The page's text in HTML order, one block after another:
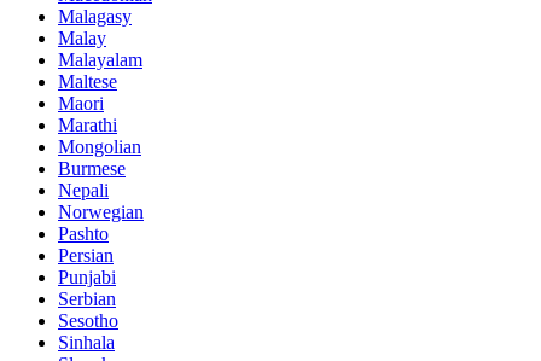
Malagasy
Malay
Malayalam
Maltese
Maori
Marathi
Mongolian
Burmese
Nepali
Norwegian
Pashto
Persian
Punjabi
Serbian
Sesotho
Sinhala